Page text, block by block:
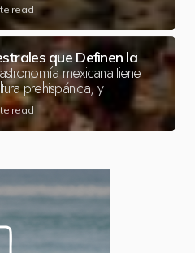
read
que Definen la
mexicana tiene
prehispánica, y
read